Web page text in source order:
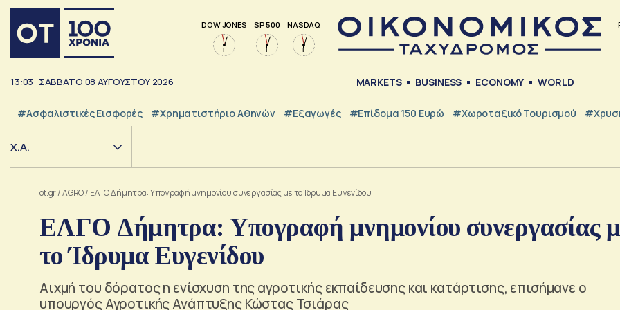
DOW JONES SP 500 NASDAQ
13:04 ΣΑΒΒΑΤΟ 08 ΑΥΓΟΥΣΤΟΥ 2026 MARKETS BUSINESS ECONOMY WORLD
#Ασφαλιστικές Εισφορές #Χρηματιστήριο Αθηνών #εξαγωγές #Επίδομα 150 Ευρώ #Χωροταξικό Τουρισμού
Χ.Α.
ot.gr/AGRO/ ΕΛΓΟ Δήμητρα: Υπογραφή μνημονίου συνεργασίας με το Ίδρυμα Ευγενίδου
ΕΛΓΟ Δήμητρα: Υπογραφή μνημονίου συνεργασίας
το Ίδρυμα Ευγενίδου
Αιχμή του δόρατος η ενίσχυση της αγροτικής εκπαίδευσης και κατάρτισης, επισήμανε ο
υπουργός Αγροτικής Ανάπτυξης Κώστας Τσιάρας